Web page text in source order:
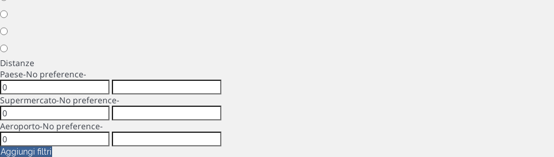
Distanze
Paese-No preference-
Supermercato-No preference-
Aeroporto-No preference-
Aggiungi filtri